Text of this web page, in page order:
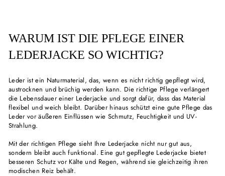
WARUM IST DIE PFLEGE EINER
LEDERJACKE SO WICHTIG?
Leder ist ein Naturmaterial, das, wenn es nicht richtig gepflegt wird,
austrocknen und brüchig werden kann. Die richtige Pflege verlängert
die Lebensdauer einer Lederjacke und sorgt dafür, dass das Material
flexibel und weich bleibt. Darüber hinaus schützt eine gute Pflege das
Leder vor äußeren Einflüssen wie Schmutz, Feuchtigkeit und UV-
Strahlung.
Mit der richtigen Pflege sieht Ihre Lederjacke nicht nur gut aus,
sondern bleibt auch funktional. Eine gut gepflegte Lederjacke bietet
besseren Schutz vor Kälte und Regen, während sie gleichzeitig ihren
modischen Reiz behält.